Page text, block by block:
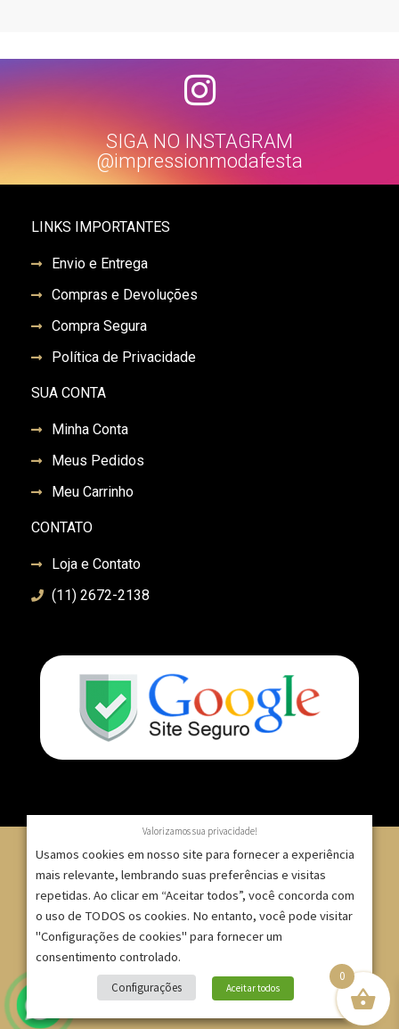
SIGA NO INSTAGRAM
@impressionmodafesta
LINKS IMPORTANTES
Envio e Entrega
Compras e Devoluções
Compra Segura
Política de Privacidade
SUA CONTA
Minha Conta
Meus Pedidos
Meu Carrinho
CONTATO
Loja e Contato
(11) 2672-2138
© 2007 – 2025 – ImpressionModaFesta | Rua Serra de
Japi, 1332 – Tatuapé – São Paulo/SP – CNPJ:
09.271.257/0001-52 |
Site criado por Bruno Gontijo
0
Valorizamos sua privacidade!
Usamos cookies em nosso site para fornecer a experiência
mais relevante, lembrando suas preferências e visitas
repetidas. Ao clicar em “Aceitar todos”, você concorda com
o uso de TODOS os cookies. No entanto, você pode visitar
"Configurações de cookies" para fornecer um
consentimento controlado.
Configurações Aceitar todos